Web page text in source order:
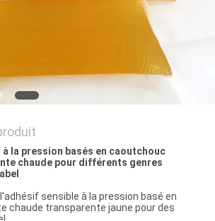
la pression basés en caoutchouc
chaude pour différents genres
sensible à la pression basé en
chaude transparente jaune pour des